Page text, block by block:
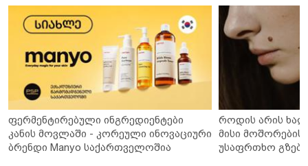
ფერმენტირებული ინგრედიენტები
კანის მოვლაში - კორეული ინოვაციური
ბრენდი Manyo საქართველოშია
როდის არის
მისი მოშორების
უსაფრთხო გზები